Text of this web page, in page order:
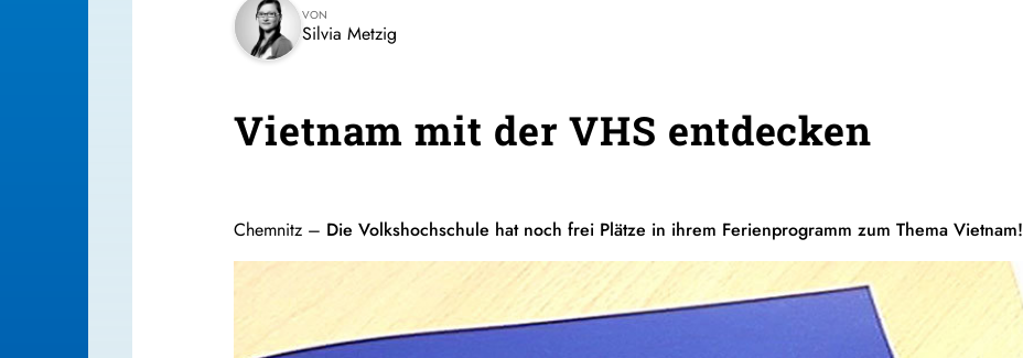
VON
Silvia Metzig
Vietnam mit der VHS entdecken
Chemnitz – Die Volkshochschule hat noch frei Plätze in ihrem Ferienprogramm zum Thema Vietnam!